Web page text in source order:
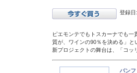
登録
ピエモンテでもトスカーナでも
質が、ワインの90％を決める」
新プロジェクトの舞台は、「コ
バン